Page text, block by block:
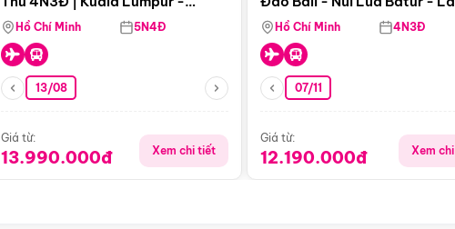
Malacca - Johor Baru -
Singapore
Hồ Chí Minh 5N4Đ
13/08
Giá từ:
13.990.000đ Xem chi tiết
Penglipuran
Hồ Chí Minh 4N3Đ
07/11
Giá từ:
12.190.000đ Xem